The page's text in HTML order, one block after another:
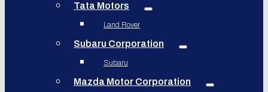
Tata Motors
Land Rover
Subaru Corporation
Subaru
Mazda Motor Corporation